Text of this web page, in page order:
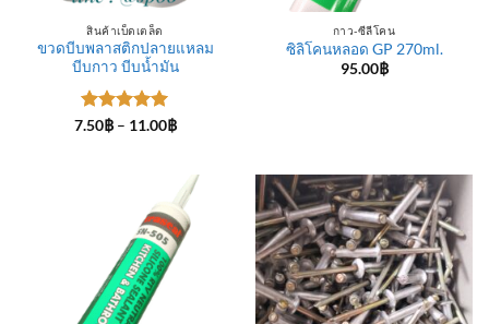
สินค้าเบ็ดเตล็ด
ขวดบีบพลาสติกปลายแหลม
บีบกาว บีบน้ำมัน
ให้คะแนน
7.50฿ – 11.00฿Price
11.00฿
กาว-ซีลีโคน
ซิลิโคนหลอด GP 270ml.
95.00฿